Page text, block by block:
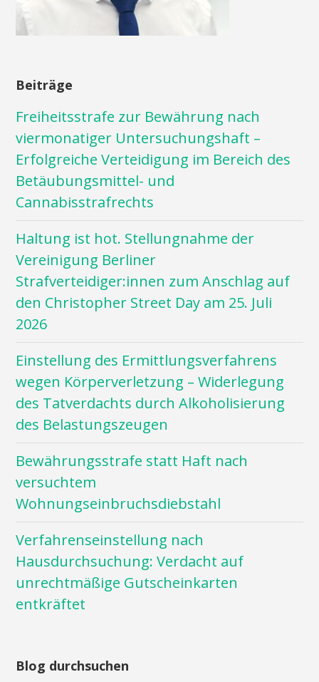
Beiträge
Freiheitsstrafe zur Bewährung nach
viermonatiger Untersuchungshaft –
Erfolgreiche Verteidigung im Bereich des
Betäubungsmittel- und
Cannabisstrafrechts
Haltung ist hot. Stellungnahme der
Vereinigung Berliner
Strafverteidiger:innen zum Anschlag auf
den Christopher Street Day am 25. Juli
2026
Einstellung des Ermittlungsverfahrens
wegen Körperverletzung – Widerlegung
des Tatverdachts durch Alkoholisierung
des Belastungszeugen
Bewährungsstrafe statt Haft nach
versuchtem
Wohnungseinbruchsdiebstahl
Verfahrenseinstellung nach
Hausdurchsuchung: Verdacht auf
unrechtmäßige Gutscheinkarten
entkräftet
Blog durchsuchen